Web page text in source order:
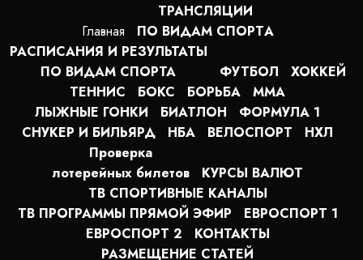
Главная
ТРАНСЛЯЦИИ
ПО ВИДАМ СПОРТA
РАСПИСАНИЯ И РЕЗУЛЬТАТЫ
ПО ВИДАМ СПОРТА
ФУТБОЛ
ХОККЕЙ
ТЕННИС
БОКС БОРЬБА
MMA
ЛЫЖНЫЕ ГОНКИ
БИАТЛОН
ФОРМУЛА 1
СНУКЕР И БИЛЬЯРД
НБА ВЕЛОСПОРТ
НХЛ
Проверка
лотерейных билетов
КУРСЫ ВАЛЮТ
ТВ СПОРТИВНЫЕ КАНАЛЫ
ТВ ПРОГРАММЫ ПРЯМОЙ ЭФИР
ЕВРОСПОРТ 1
ЕВРОСПОРТ 2
КОНТАКТЫ
РАЗМЕЩЕНИЕ СТАТЕЙ